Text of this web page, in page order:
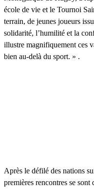
école de vie et le Tournoi
terrain, de jeunes joueurs
solidarité, l’humilité et la
illustre magnifiquement ces
bien au-delà du sport. » .
Après le défilé des nations
premières rencontres se sont